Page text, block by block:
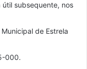
subsequente, nos
de Estrela
000.